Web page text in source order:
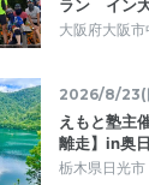
ラン イン
大阪府大阪市
2026/8/23(
えもと塾主
離走】in奥
栃木県日光市